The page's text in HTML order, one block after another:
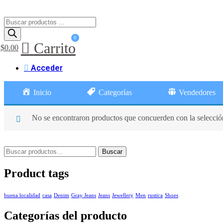
Búsqueda
de
productos
$0.00 Carrito
Acceder
Inicio Categorías Vendedores
No se encontraron productos que concuerden con la
Buscar
por:
Buscar
Product tags
buena localidad casa Denim Gray Jeans Jeans Jewellery Men rustica Shoes
Categorías del producto